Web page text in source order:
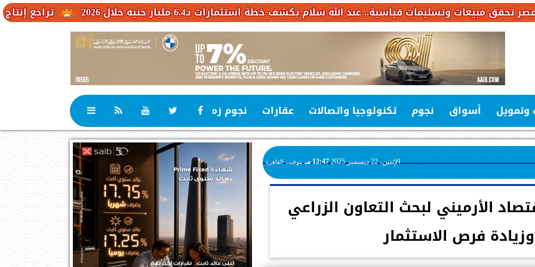
تراجع إنتاج الكاكاو في قياسية.. عبد الله سلام يكشف خطة استثمارات بـ6.4 مليار جنيه خلال 2026
وتمويل أسواق نجوم تكنولوجيا واتصالات عقارات نجوم زمان رياضة
الإثنين، 22 ديسمبر 2025 12:47 مـ بتوقيت القاهرة
الأرميني لبحث التعاون الزراعي
فرص الاستثمار